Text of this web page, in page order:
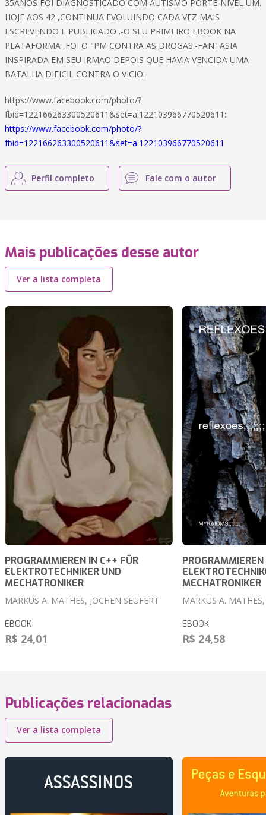
35ANOS FOI DIAGNOSTICADO COM AUTISMO PORTE-NIVEL UM.
HOJE AOS 42 ,CONTINUA EVOLUINDO CADA VEZ MAIS
ESCREVENDO E PUBLICADO .-O SEU PRIMEIRO EBOOK NA
PLATAFORMA ,FOI O "PM CONTRA AS DROGAS.-FANTASIA
INSPIRADA EM SEU IRMAO DEPOIS QUE HAVIA VENCIDA UMA
BATALHA DIFICIL CONTRA O VICIO.-
https://www.facebook.com/photo/?
fbid=122166263300520611&set=a.122103966770520611:
https://www.facebook.com/photo/?
fbid=122166263300520611&set=a.122103966770520611
Perfil completo Fale com o autor
Mais publicações desse autor
Ver a lista completa
PROGRAMMIEREN IN C++ FÜR
ELEKTROTECHNIKER UND
MECHATRONIKER
MARKUS A. MATHES, JOCHEN SEUFERT
EBOOK
R$ 24,01
MECHATRONIKER
MARKUS A.
EBOOK
R$ 24,58
Publicações relacionadas
Ver a lista completa